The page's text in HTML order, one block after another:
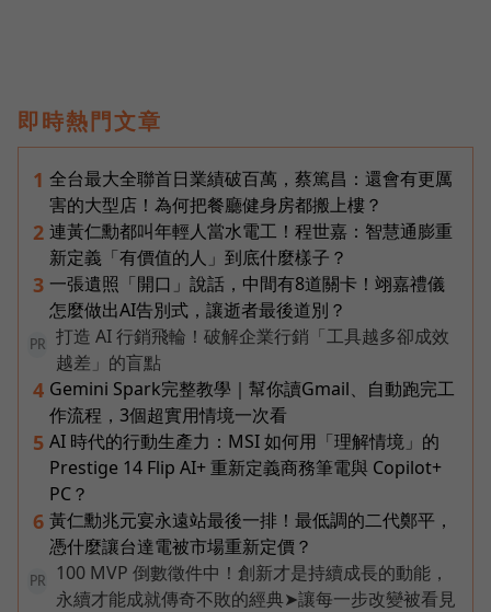
即時熱門文章
1 全台最大全聯首日業績破百萬，蔡篤昌：還會有更厲
害的大型店！為何把餐廳健身房都搬上樓？
2 連黃仁勳都叫年輕人當水電工！程世嘉：智慧通膨重
新定義「有價值的人」到底什麼樣子？
3 一張遺照「開口」說話，中間有8道關卡！翊嘉禮儀
怎麼做出AI告別式，讓逝者最後道別？
PR
打造 AI 行銷飛輪！破解企業行銷「工具越多卻成效
越差」的盲點
4 Gemini Spark完整教學｜幫你讀Gmail、自動跑完工
作流程，3個超實用情境一次看
5 AI 時代的行動生產力：MSI 如何用「理解情境」的
Prestige 14 Flip AI+ 重新定義商務筆電與 Copilot+
PC？
6 黃仁勳兆元宴永遠站最後一排！最低調的二代鄭平，
憑什麼讓台達電被市場重新定價？
PR
100 MVP 倒數徵件中！創新才是持續成長的動能，
永續才能成就傳奇不敗的經典➤讓每一步改變被看見